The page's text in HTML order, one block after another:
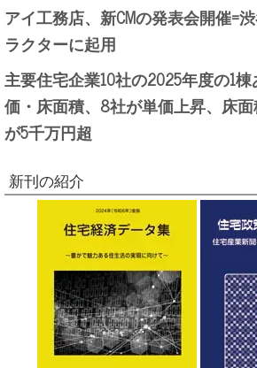
アイ工務店、新CMの発表会開催=
ラクターに起用
主要住宅企業10社の2025年度の1
価・床面積、8社が単価上昇、床
が5千万円超
新刊の紹介